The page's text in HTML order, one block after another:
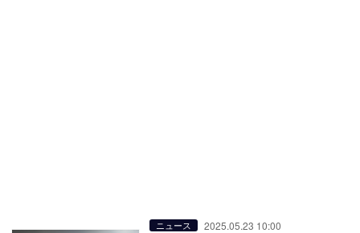
ニュース 2025.05.23 10:00